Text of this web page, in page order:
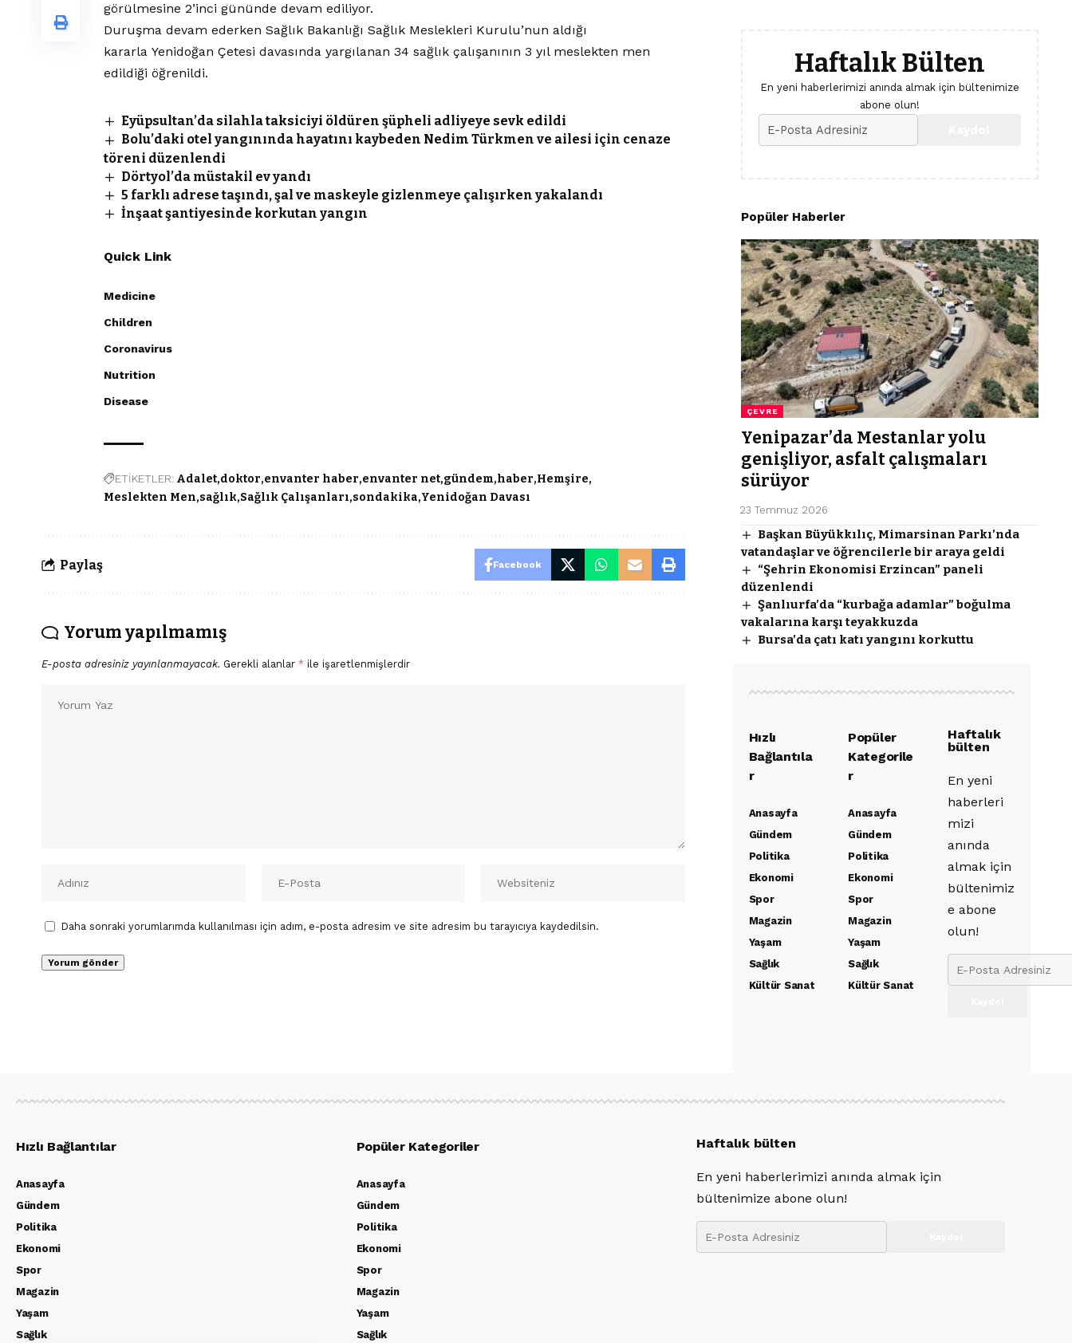
görülmesine 2’inci gününde devam ediliyor.
Duruşma devam ederken Sağlık Bakanlığı Sağlık Meslekleri Kurulu’nun aldığı
kararla Yenidoğan Çetesi davasında yargılanan 34 sağlık çalışanının 3 yıl meslekten men
edildiği öğrenildi.
Eyüpsultan’da silahla taksiciyi öldüren şüpheli adliyeye sevk edildi
Bolu’daki otel yangınında hayatını kaybeden Nedim Türkmen ve ailesi için cenaze
töreni düzenlendi
Dörtyol’da müstakil ev yandı
5 farklı adrese taşındı, şal ve maskeyle gizlenmeye çalışırken yakalandı
İnşaat şantiyesinde korkutan yangın
Quick Link
Medicine
Children
Coronavirus
Nutrition
Disease
ETİKETLER: Adalet doktor envanter haber envanter net gündem haber Hemşire
Meslekten Men sağlık Sağlık Çalışanları sondakika Yenidoğan Davası
Paylaş Facebook
Yorum yapılmamış
E-posta adresiniz yayınlanmayacak. Gerekli alanlar * ile işaretlenmişlerdir
Daha sonraki yorumlarımda kullanılması için adım, e-posta adresim ve site adresim bu tarayıcıya kaydedilsin.
Haftalık Bülten
En yeni haberlerimizi anında almak için bültenimize
abone olun!
Popüler Haberler
ÇEVRE
Yenipazar’da Mestanlar yolu
genişliyor, asfalt çalışmaları
sürüyor
23 Temmuz 2026
Başkan Büyükkılıç, Mimarsinan Parkı’nda
vatandaşlar ve öğrencilerle bir araya geldi
“Şehrin Ekonomisi Erzincan” paneli
düzenlendi
Şanlıurfa’da “kurbağa adamlar” boğulma
vakalarına karşı teyakkuzda
Bursa’da çatı katı yangını korkuttu
Hızlı
Bağlantıla
r
Anasayfa
Gündem
Politika
Ekonomi
Spor
Magazin
Yaşam
Sağlık
Kültür Sanat
Popüler
Kategorile
r
Anasayfa
Gündem
Politika
Ekonomi
Spor
Magazin
Yaşam
Sağlık
Kültür Sanat
Haftalık
bülten
En yeni
haberleri
mizi
anında
almak için
bültenimiz
e abone
olun!
Hızlı Bağlantılar
Anasayfa
Gündem
Politika
Ekonomi
Spor
Magazin
Yaşam
Sağlık
Popüler Kategoriler
Anasayfa
Gündem
Politika
Ekonomi
Spor
Magazin
Yaşam
Sağlık
Haftalık bülten
En yeni haberlerimizi anında almak için
bültenimize abone olun!